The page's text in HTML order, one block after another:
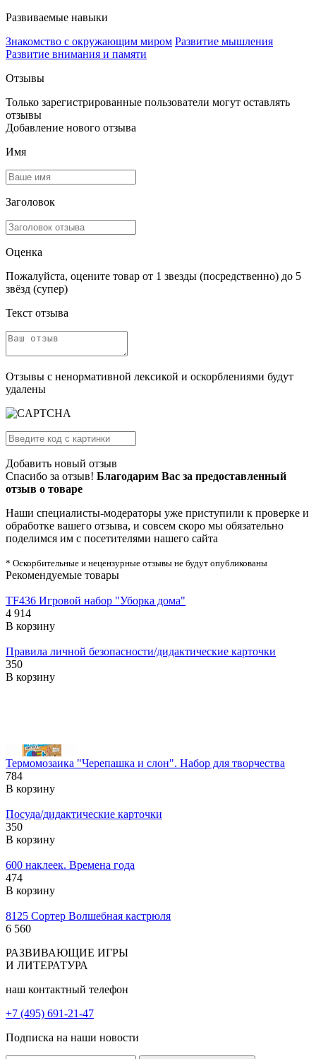
Развиваемые навыки
Знакомство с окружающим миром Развитие мышления
Развитие внимания и памяти
Отзывы
Только зарегистрированные пользователи могут оставлять
отзывы
Добавление нового отзыва
Имя
Заголовок
Оценка
Пожалуйста, оцените товар от 1 звезды (посредственно) до 5
звёзд (супер)
Текст отзыва
Отзывы с ненормативной лексикой и оскорблениями будут
удалены
Добавить новый отзыв
Спасибо за отзыв! Благодарим Вас за предоставленный
отзыв о товаре
Наши специалисты-модераторы уже приступили к проверке и
обработке вашего отзыва, и совсем скоро мы обязательно
поделимся им с посетителями нашего сайта
* Оскорбительные и нецензурные отзывы не будут опубликованы
Рекомендуемые товары
TF436 Игровой набор "Уборка дома"
4 914
В корзину
Правила личной безопасности/дидактические карточки
350
В корзину
Термомозаика "Черепашка и слон". Набор для творчества
784
В корзину
Посуда/дидактические карточки
350
В корзину
600 наклеек. Времена года
474
В корзину
8125 Сортер Волшебная кастрюля
6 560
РАЗВИВАЮЩИЕ ИГРЫ
И ЛИТЕРАТУРА
наш контактный телефон
+7 (495) 691-21-47
Подписка на наши новости